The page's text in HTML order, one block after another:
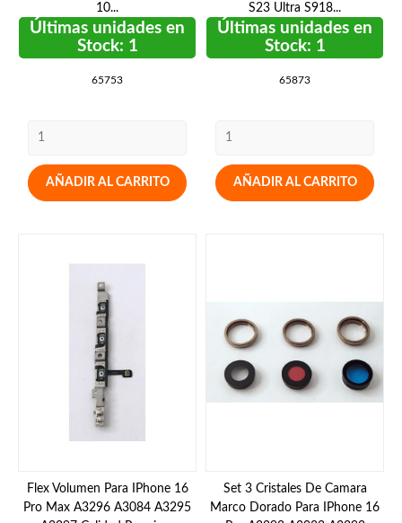
10...
Últimas unidades en
Stock: 1
65753
AÑADIR AL CARRITO
S23 Ultra S918...
Últimas unidades en
Stock: 1
65873
AÑADIR AL CARRITO
Flex Volumen Para IPhone 16
Pro Max A3296 A3084 A3295
Set 3 Cristales De Camara
Marco Dorado Para IPhone 16